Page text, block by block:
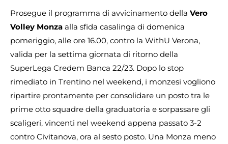
Prosegue il programma di avvicinamento della Vero
Volley Monza alla sfida casalinga di domenica
pomeriggio, alle ore 16.00, contro la WithU Verona,
valida per la settima giornata di ritorno della
SuperLega Credem Banca 22/23. Dopo lo stop
rimediato in Trentino nel weekend, i monzesi vogliono
ripartire prontamente per consolidare un posto tra le
prime otto squadre della graduatoria e sorpassare gli
scaligeri, vincenti nel weekend appena passato 3-2
contro Civitanova, ora al sesto posto. Una Monza meno